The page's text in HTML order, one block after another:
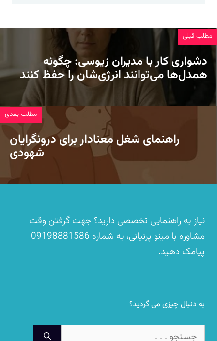
مطلب قبلی
دشواری کار با مدیران زیوسی: چگونه
همدل‌ها می‌توانند انرژی‌شان را حفظ کنند
مطلب بعدی
راهنمای شغل معنادار برای درونگرایان
شهودی
نیاز به راهنمایی تخصصی دارید؟ جهت گرفتن وقت
مشاوره با مینو پرنیانی، به شماره 09198881586
پیامک دهید.
به دنبال چیزی می گردید؟
جستجوی